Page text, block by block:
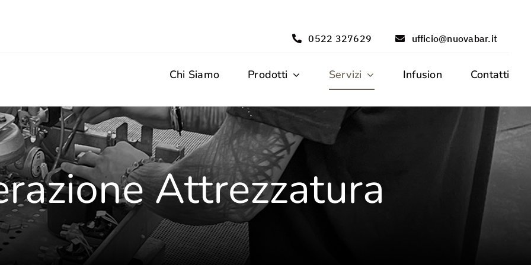
0522 327629 ufficio@nuovabar.it
Chi Siamo Prodotti Servizi Infusion Contatti
Attrezzatura